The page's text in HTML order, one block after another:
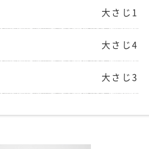
大さじ1
大さじ4
大さじ3